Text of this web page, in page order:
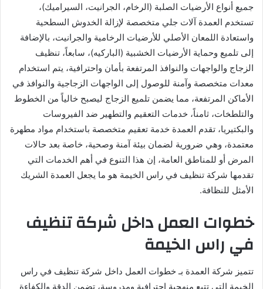
جميع أنواع الأرضيات الصلبة (الرخام، الجرانيت، السيراميك)،
تستخدم العمدة آلات جلي متخصصة لإزالة الخدوش السطحية
واستعادة اللمعان الأصلي للأرضيات الرخامية والجرانيت، بالإضافة
إلى تلميع وحماية الأرضيات الخشبية (الباركيه)، سابعاً، تنظيف
الزجاج والواجهات والنوافذ المرتفعة بأمان واحترافية، يتم استخدام
معدات متخصصة وآمنة للوصول إلى الواجهات الزجاجية والنوافذ في
الأماكن المرتفعة، مما يضمن تلميع الزجاج ليصبح خالياً من الخطوط
والتلطخات، ثامناً، خدمات التعقيم والتطهير ضد الفيروسات
والبكتيريا، تقدم العمدة خدمة تعقيم متخصصة باستخدام مواد مطهرة
معتمدة، وهي ضرورية لضمان بيئة آمنة وصحية، خاصة بعد حالات
المرض أو للمناطق العامة، إن هذا التنوع في أهم الخدمات التي
تقدمها شركة تنظيف في راس الخيمة هو ما يجعل العمدة الشريك
الأمثل للنظافة.
خطوات العمل داخل شركة تنظيف
في راس الخيمة
تتميز شركة العمدة بـ خطوات العمل داخل شركة تنظيف في راس
الخيمة التي تتبع منهجية احترافية ومدروسة، تضمن الدقة والكفاءة